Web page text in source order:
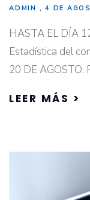
ADMIN 4 DE
HASTA EL DÍA
Estadística del
20 DE AGOSTO:
LEER MÁS >